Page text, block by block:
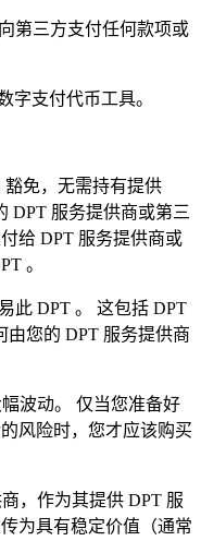
第三方支付任何款项或
字支付代币工具。
豁免，无需持有提供
DPT 服务提供商或第三
给 DPT 服务提供商或
。
此 DPT 。 这包括 DPT
由您的 DPT 服务提供商
波动。 仅当您准备好
风险时，您才应该购买
，作为其提供 DPT 服
为具有稳定价值（通常